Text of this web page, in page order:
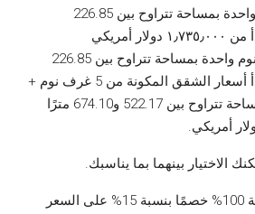
غرفتا نوم + غرفة نوم واحدة بمساحة تتراوح بين 226.85
شقق 5 غرف + غرفة نوم واحدة بمساحة تتراوح بين 226.85
و346.37 مترًا مربعًا تبدأ أسعار الشقق المكونة من 5 غرف نوم +
غرفة معيشة واحدة بمساحة تتراوح بين 522.17 و674.10 مترًا
الاختيار بينهما بما يناسبك.
يمنحك الدفع نقدًا بنسبة 100% خصمًا بنسبة 15% على السعر